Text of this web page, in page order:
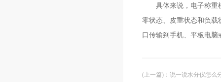
具体来说，电子称重模
零状态、皮重状态和负载
口传输到手机、平板电脑
(上一篇) ： 说一说水分仪怎么